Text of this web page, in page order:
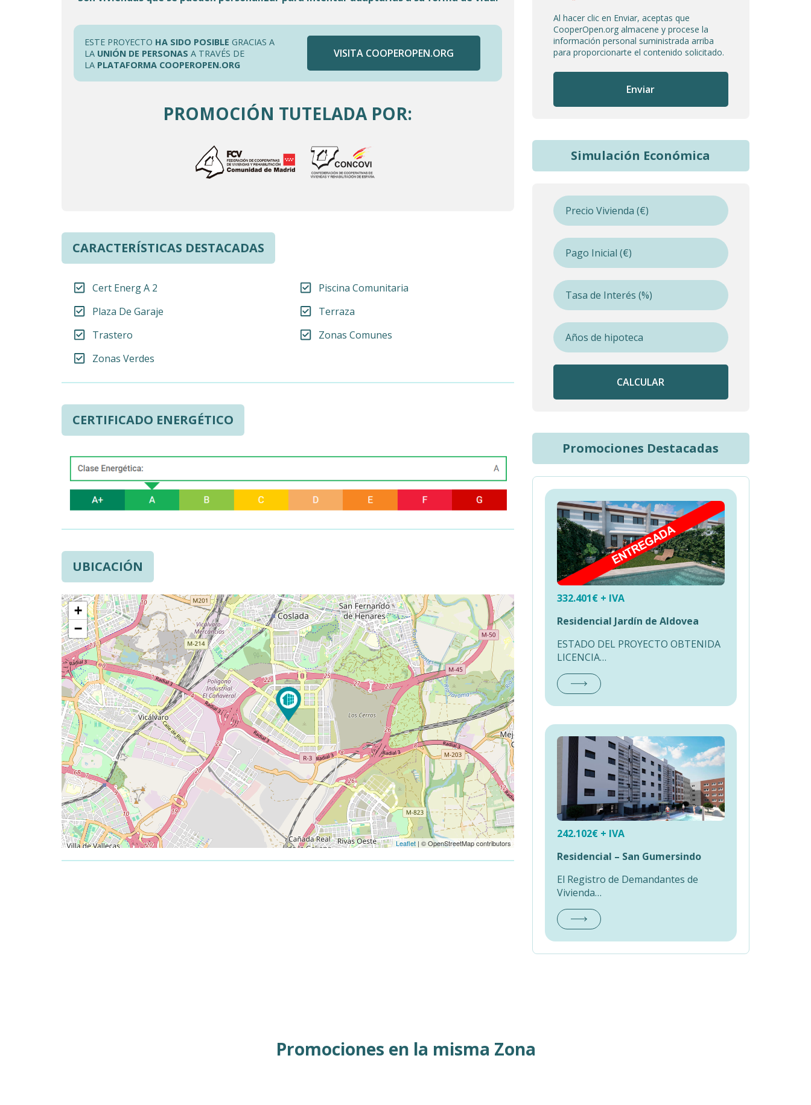
ESTE PROYECTO HA SIDO POSIBLE GRACIAS A
LA UNIÓN DE PERSONAS A TRAVÉS DE
LA PLATAFORMA COOPEROPEN.ORG
VISITA COOPEROPEN.ORG
PROMOCIÓN TUTELADA POR:
CARACTERÍSTICAS DESTACADAS
Cert Energ A 2
Piscina Comunitaria
Plaza De Garaje
Terraza
Trastero
Zonas Comunes
Zonas Verdes
CERTIFICADO ENERGÉTICO
UBICACIÓN
+
−
Leaflet| © OpenStreetMap contributors
Al hacer clic en Enviar, aceptas que
CooperOpen.org almacene y procese la
información personal suministrada arriba
para proporcionarte el contenido solicitado.
Simulación Económica
CALCULAR
Promociones Destacadas
332.401€ + IVA
Residencial Jardín de Aldovea
ESTADO DEL PROYECTO OBTENIDA
LICENCIA…
242.102€ + IVA
Residencial – San Gumersindo
El Registro de Demandantes de
Vivienda…
Promociones en la misma Zona